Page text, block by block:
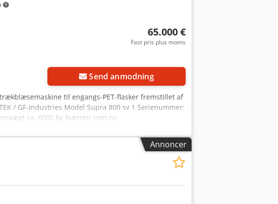
65.000 €
Fast pris plus moms
Send anmodning
til engangs-PET-flasker fremstillet af
/ GF-Industries Model Supra 800 sv 1 Serienummer:
ca. 6000 kg Næsten som ny
Annoncer